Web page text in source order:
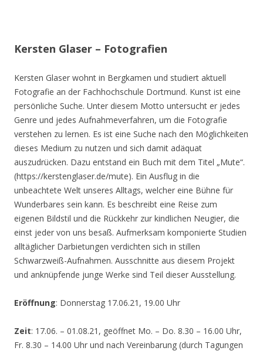
Kersten Glaser – Fotografien
Kersten Glaser wohnt in Bergkamen und studiert aktuell
Fotografie an der Fachhochschule Dortmund. Kunst ist eine
persönliche Suche. Unter diesem Motto untersucht er jedes
Genre und jedes Aufnahmeverfahren, um die Fotografie
verstehen zu lernen. Es ist eine Suche nach den Möglichkeiten
dieses Medium zu nutzen und sich damit adäquat
auszudrücken. Dazu entstand ein Buch mit dem Titel „Mute“.
(https://kerstenglaser.de/mute). Ein Ausflug in die
unbeachtete Welt unseres Alltags, welcher eine Bühne für
Wunderbares sein kann. Es beschreibt eine Reise zum
eigenen Bildstil und die Rückkehr zur kindlichen Neugier, die
einst jeder von uns besaß. Aufmerksam komponierte Studien
alltäglicher Darbietungen verdichten sich in stillen
Schwarzweiß-Aufnahmen. Ausschnitte aus diesem Projekt
und anknüpfende junge Werke sind Teil dieser Ausstellung.
Eröffnung: Donnerstag 17.06.21, 19.00 Uhr
Zeit: 17.06. – 01.08.21, geöffnet Mo. – Do. 8.30 – 16.00 Uhr,
Fr. 8.30 – 14.00 Uhr und nach Vereinbarung (durch Tagungen